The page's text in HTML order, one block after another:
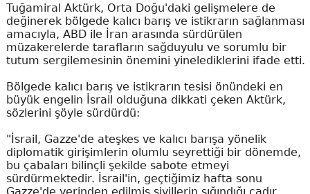
Tuğamiral Aktürk, Orta Doğu'daki gelişmelere de
değinerek bölgede kalıcı barış ve istikrarın sağlanması
amacıyla, ABD ile İran arasında sürdürülen
müzakerelerde tarafların sağduyulu ve sorumlu bir
tutum sergilemesinin önemini yinelediklerini ifade etti.
Bölgede kalıcı barış ve istikrarın tesisi önündeki en
büyük engelin İsrail olduğuna dikkati çeken Aktürk,
sözlerini şöyle sürdürdü:
"İsrail, Gazze'de ateşkes ve kalıcı barışa yönelik
diplomatik girişimlerin olumlu seyrettiği bir dönemde,
bu çabaları bilinçli şekilde sabote etmeyi
sürdürmektedir. İsrail'in, geçtiğimiz hafta sonu
Gazze'de yerinden edilmiş sivillerin sığındığı çadır